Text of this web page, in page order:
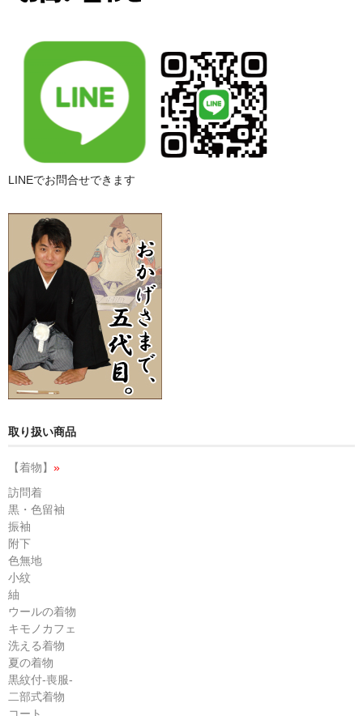
LINEでお問合せできます
取り扱い商品
【着物】 »
訪問着
黒・色留袖
振袖
附下
色無地
小紋
紬
ウールの着物
キモノカフェ
洗える着物
夏の着物
黒紋付-喪服-
二部式着物
コート